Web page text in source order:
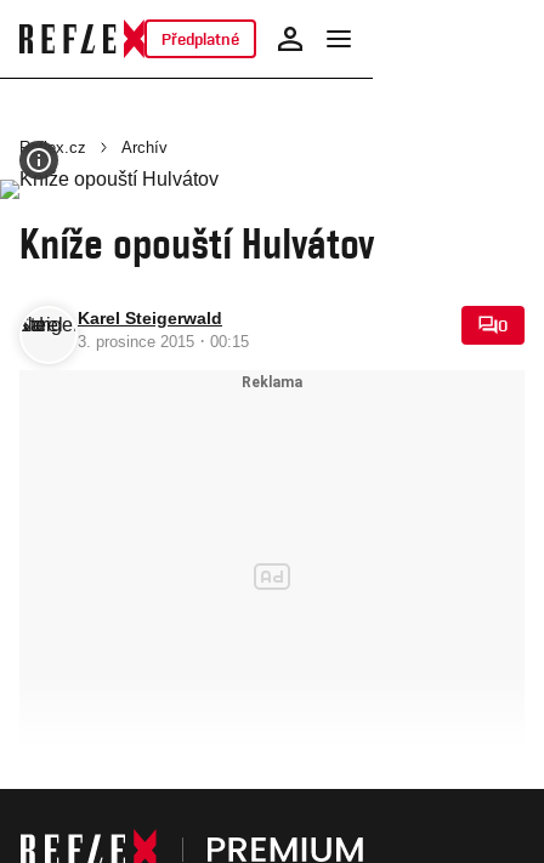
Předplatné
Reflex.cz Archív
Kníže opouští Hulvátov
Karel Steigerwald
3. prosince 2015 · 00:15
0